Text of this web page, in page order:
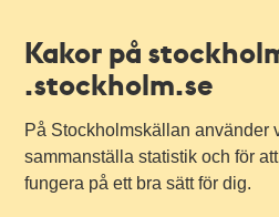
Kakor på
.stockholm.se
På Stockholmskällan använder
sammanställa statistik och för
fungera på ett bra sätt för dig.